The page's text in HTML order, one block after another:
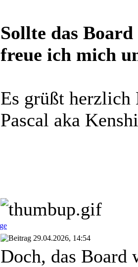
Sollte das
freue ich mich
Es grüßt herzlich
Pascal aka
29.04.2026, 14:54
Doch, das Board